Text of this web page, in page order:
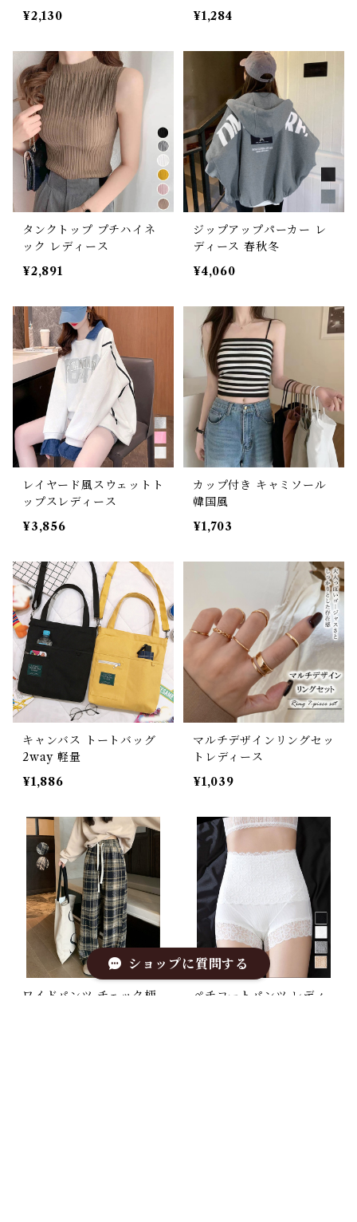
¥2,130
¥1,284
タンクトップ プチハイネ
ック レディース
¥2,891
ジップアップパーカー レ
ディース 春秋冬
¥4,060
レイヤード風スウェットト
ップスレディース
¥3,856
カップ付き キャミソール
韓国風
¥1,703
キャンバス トートバッグ
2way 軽量
¥1,886
マルチデザインリングセッ
トレディース
¥1,039
ワイドパンツ チェック柄
ペチコートパンツ レディ
ショップに質問する